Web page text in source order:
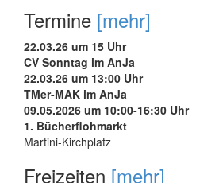
Termine [mehr]
22.03.26 um 15 Uhr
CV Sonntag im AnJa
22.03.26 um 13:00 Uhr
TMer-MAK im AnJa
09.05.2026 um 10:00-16:30 Uhr
1. Bücherflohmarkt
Martini-Kirchplatz
Freizeiten [mehr]